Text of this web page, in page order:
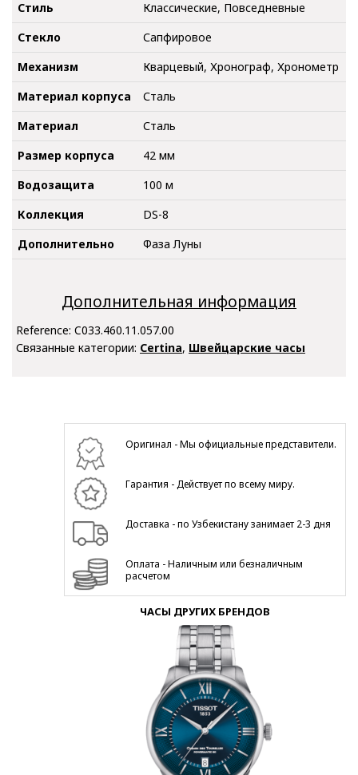
Стиль
Классические, Повседневные
Стекло
Сапфировое
Механизм
Кварцевый, Хронограф, Хронометр
Материал корпуса
Сталь
Материал
Сталь
Размер корпуса
42 мм
Водозащита
100 м
Коллекция
DS-8
Дополнительно
Фаза Луны
Дополнительная информация
Reference: C033.460.11.057.00
Связанные категории: Certina, Швейцарские часы
Оригинал - Мы официальные представители.
Гарантия - Действует по всему миру.
Доставка - по Узбекистану занимает 2-3 дня
Оплата - Наличным или безналичным
расчетом
ЧАСЫ ДРУГИХ БРЕНДОВ